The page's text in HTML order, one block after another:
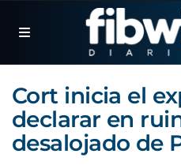
Cort inicia el
declarar en
desalojado de